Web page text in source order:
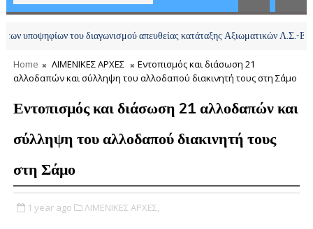
του διαγωνισμού απευθείας κατάταξης Αξιωματικών Λ.Σ.-ΕΛ.ΑΚΤ.
Home ΛΙΜΕΝΙΚΕΣ ΑΡΧΕΣ
Εντοπισμός και διάσωση 21
αλλοδαπών και σύλληψη του αλλοδαπού διακινητή τους στη Σάμο
Εντοπισμός και διάσωση 21 αλλοδαπών και
σύλληψη του αλλοδαπού διακινητή τους
στη Σάμο
1 year ago ΛΙΜΕΝΙΚΕΣ ΑΡΧΕΣ,